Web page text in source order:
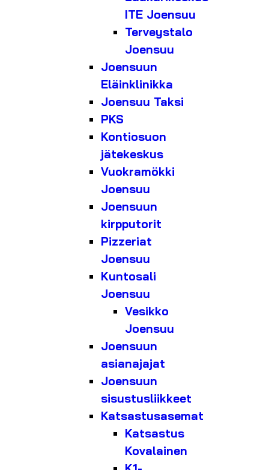
ITE Joensuu
Terveystalo
Joensuu
Joensuun
Eläinklinikka
Joensuu Taksi
PKS
Kontiosuon
jätekeskus
Vuokramökki
Joensuu
Joensuun
kirpputorit
Pizzeriat
Joensuu
Kuntosali
Joensuu
Vesikko
Joensuu
Joensuun
asianajajat
Joensuun
sisustusliikkeet
Katsastusasemat
Katsastus
Kovalainen